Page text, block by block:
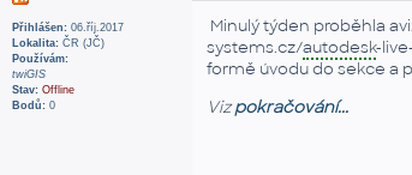
Přihlášen:06.říj.2017
Lokalita:ČR (JČ)
Používám:
twiGIS
Stav: Offline
Bodů:0
Minulý týden proběhla
systems.cz/autodesk-
formě úvodu do sekce a
Vizpokračování...